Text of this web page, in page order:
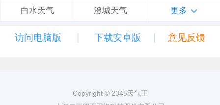
白水天气 澄城天气 更多
访问电脑版 | 下载安卓版 | 意见反馈
Copyright © 2345天气王